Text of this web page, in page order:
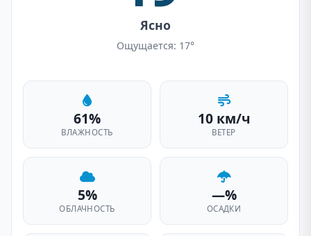
Ясно
Ощущается: 17°
61%
ВЛАЖНОСТЬ
10 км/ч
ВЕТЕР
5%
ОБЛАЧНОСТЬ
—%
ОСАДКИ